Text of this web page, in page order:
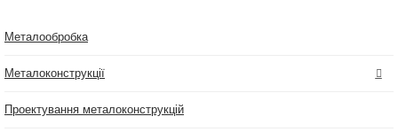
Металообробка
Металоконструкції
Проектування металоконструкцій